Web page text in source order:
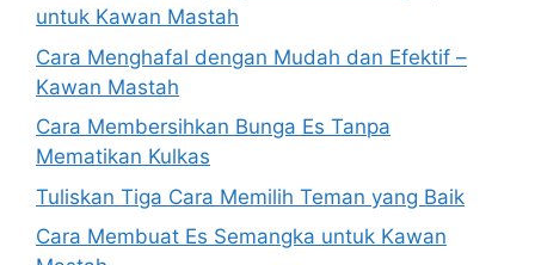
untuk Kawan Mastah
Cara Menghafal dengan Mudah dan Efektif –
Kawan Mastah
Cara Membersihkan Bunga Es Tanpa
Mematikan Kulkas
Tuliskan Tiga Cara Memilih Teman yang Baik
Cara Membuat Es Semangka untuk Kawan